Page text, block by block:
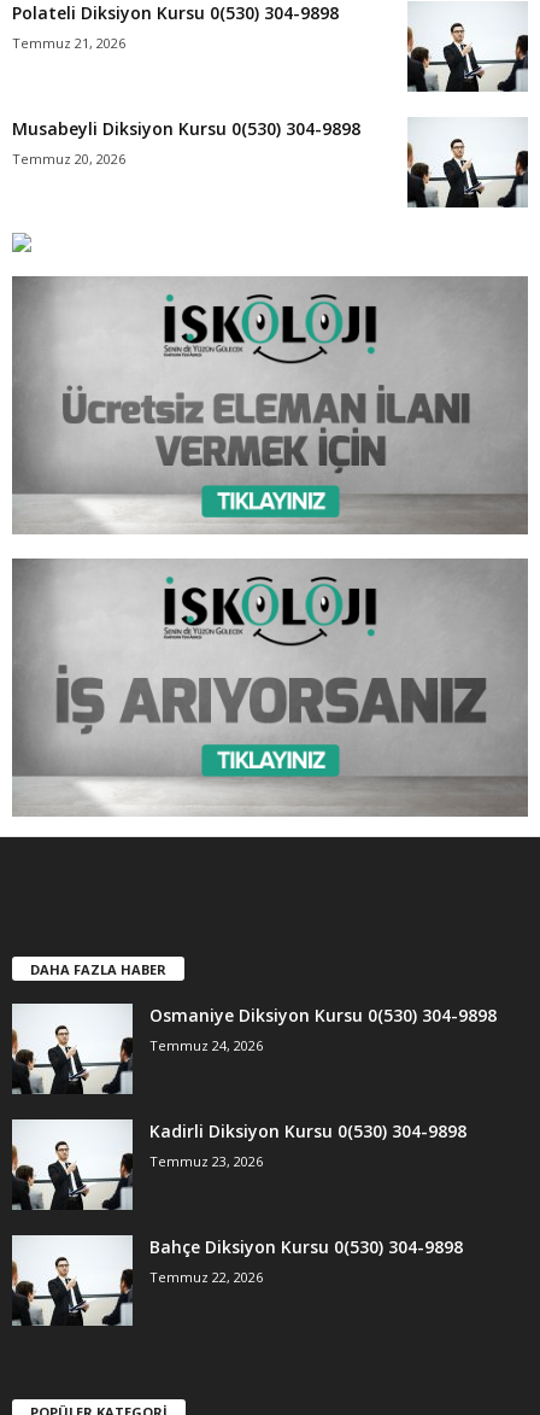
Polateli Diksiyon Kursu 0(530) 304-9898
Temmuz 21, 2026
Musabeyli Diksiyon Kursu 0(530) 304-9898
Temmuz 20, 2026
DAHA FAZLA HABER
Osmaniye Diksiyon Kursu 0(530) 304-9898
Temmuz 24, 2026
Kadirli Diksiyon Kursu 0(530) 304-9898
Temmuz 23, 2026
Bahçe Diksiyon Kursu 0(530) 304-9898
Temmuz 22, 2026